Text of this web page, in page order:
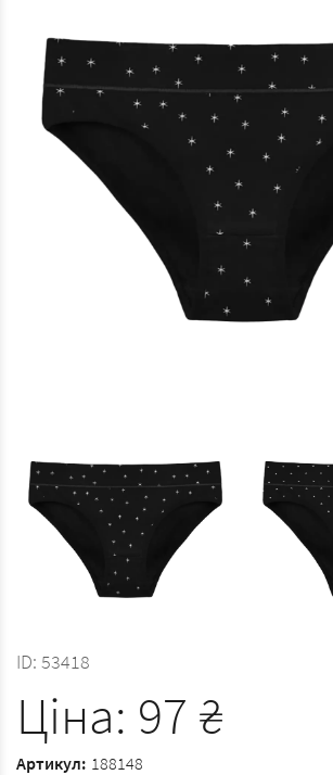
ID: 53418
Ціна: 97 ₴
Артикул: 188148